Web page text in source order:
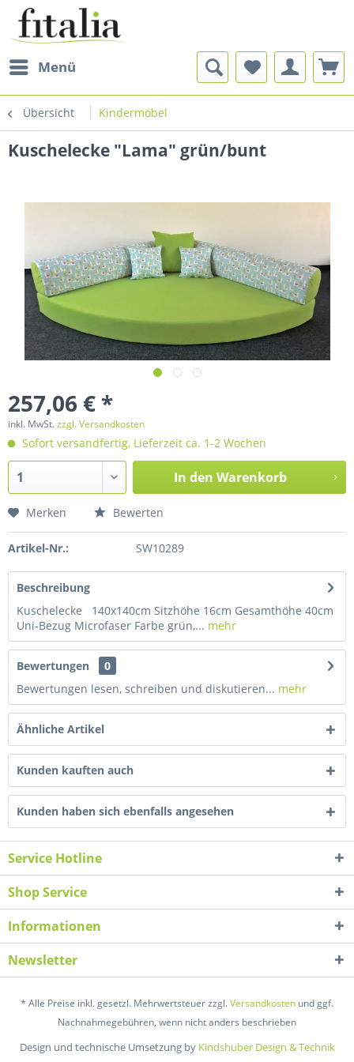
Menü
Übersicht Kindermöbel
Kuschelecke "Lama" grün/bunt
257,06 € *
inkl. MwSt.zzgl. Versandkosten
Sofort versandfertig, Lieferzeit ca. 1-2 Wochen
In den Warenkorb
Merken Bewerten
Artikel-Nr.: SW10289
Beschreibung
Kuschelecke 140x140cm Sitzhöhe 16cm Gesamthöhe 40cm
Uni-Bezug Microfaser Farbe grün,... mehr
Bewertungen
0
Bewertungen lesen, schreiben und diskutieren... mehr
Ähnliche Artikel
Kunden kauften auch
Kunden haben sich ebenfalls angesehen
Service Hotline
Shop Service
Informationen
Newsletter
* Alle Preise inkl. gesetzl. Mehrwertsteuer zzgl.Versandkosten und ggf.
Nachnahmegebühren, wenn nicht anders beschrieben
Design und technische Umsetzung by Kindshuber Design & Technik